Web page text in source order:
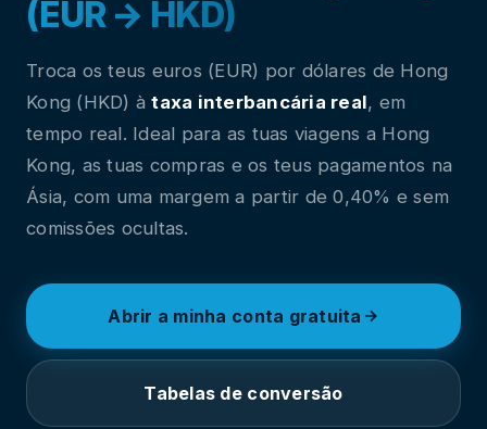
(EUR → HKD)
Troca os teus euros (EUR) por dólares de Hong
Kong (HKD) àtaxa interbancária real, em
tempo real. Ideal para as tuas viagens a Hong
Kong, as tuas compras e os teus pagamentos na
Ásia, com uma margem a partir de 0,40% e sem
comissões ocultas.
Abrir a minha conta gratuita
Tabelas de conversão